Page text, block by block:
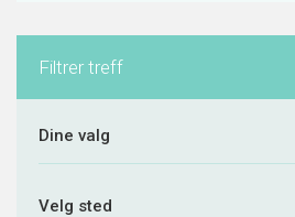
Filtrer treff
Dine valg
Velg sted